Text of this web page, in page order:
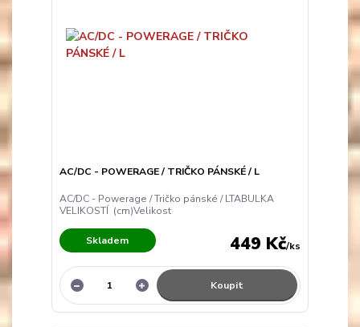
AC/DC - POWERAGE / TRIČKO PÁNSKÉ / L
AC/DC - Powerage / Tričko pánské / LTABULKA
VELIKOSTÍ (cm)Velikost
449 Kč/ks
Skladem
Koupit